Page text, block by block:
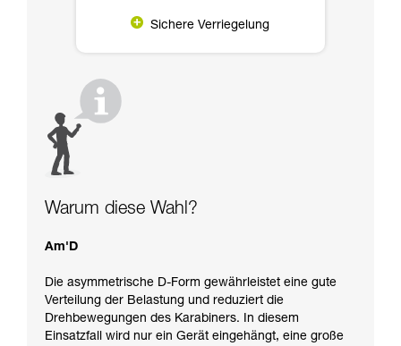
Sichere Verriegelung
Warum diese Wahl?
Am'D
Die asymmetrische D-Form gewährleistet eine gute
Verteilung der Belastung und reduziert die
Drehbewegungen des Karabiners. In diesem
Einsatzfall wird nur ein Gerät eingehängt, eine große